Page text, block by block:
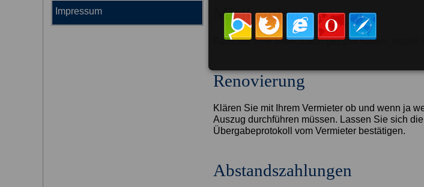
Impressum Mietkaution
Falls Sie eine Mietkaution gezahlt haben, regeln
Renovierung
Klären Sie mit Ihrem Vermieter ob und wenn ja
Auszug durchführen müssen. Lassen Sie sich
Übergabeprotokoll vom Vermieter bestätigen.
Abstandszahlungen